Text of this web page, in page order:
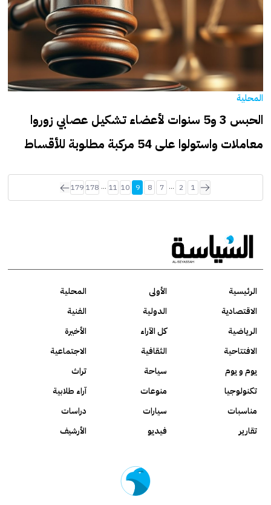
المحلية
الحبس 3 و5 سنوات لأعضاء تشكيل عصابي زوروا
معاملات واستولوا على 54 مركبة مطلوبة للأقساط
1
2
...
7
8
9
10
11
...
178
179
الرئيسية الأولى
المحلية
الاقتصادية
الدولية
الفنية
الرياضية
كل الآراء
الأخيرة
الافتتاحية
الثقافية
الاجتماعية
يوم و يوم
سياحة
تراث
تكنولوجيا
منوعات
آراء طلابية
مناسبات
سيارات
دراسات
تقارير
فيديو الأرشيف